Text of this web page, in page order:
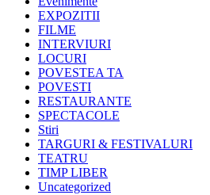
EXPOZITII
FILME
INTERVIURI
LOCURI
POVESTEA TA
POVESTI
RESTAURANTE
SPECTACOLE
Stiri
TARGURI & FESTIVALURI
TEATRU
TIMP LIBER
Uncategorized